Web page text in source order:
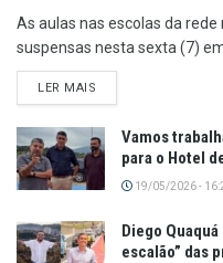
As aulas nas escolas da
suspensas nesta sexta (7)
LER MAIS
Vamos
para o Hotel
19/05/2026 -
Diego
escalão” das